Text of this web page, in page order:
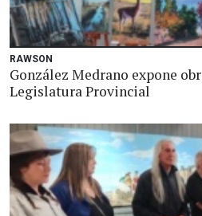
RAWSON
González Medrano expone
Legislatura Provincial